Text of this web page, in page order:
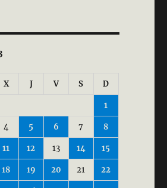
X J V S D
1
4 5 6 7 8
11 12 13 14 15
18 19 20 21 22